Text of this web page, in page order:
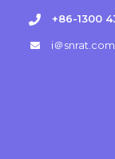
+86-1300
i＠snrat.com